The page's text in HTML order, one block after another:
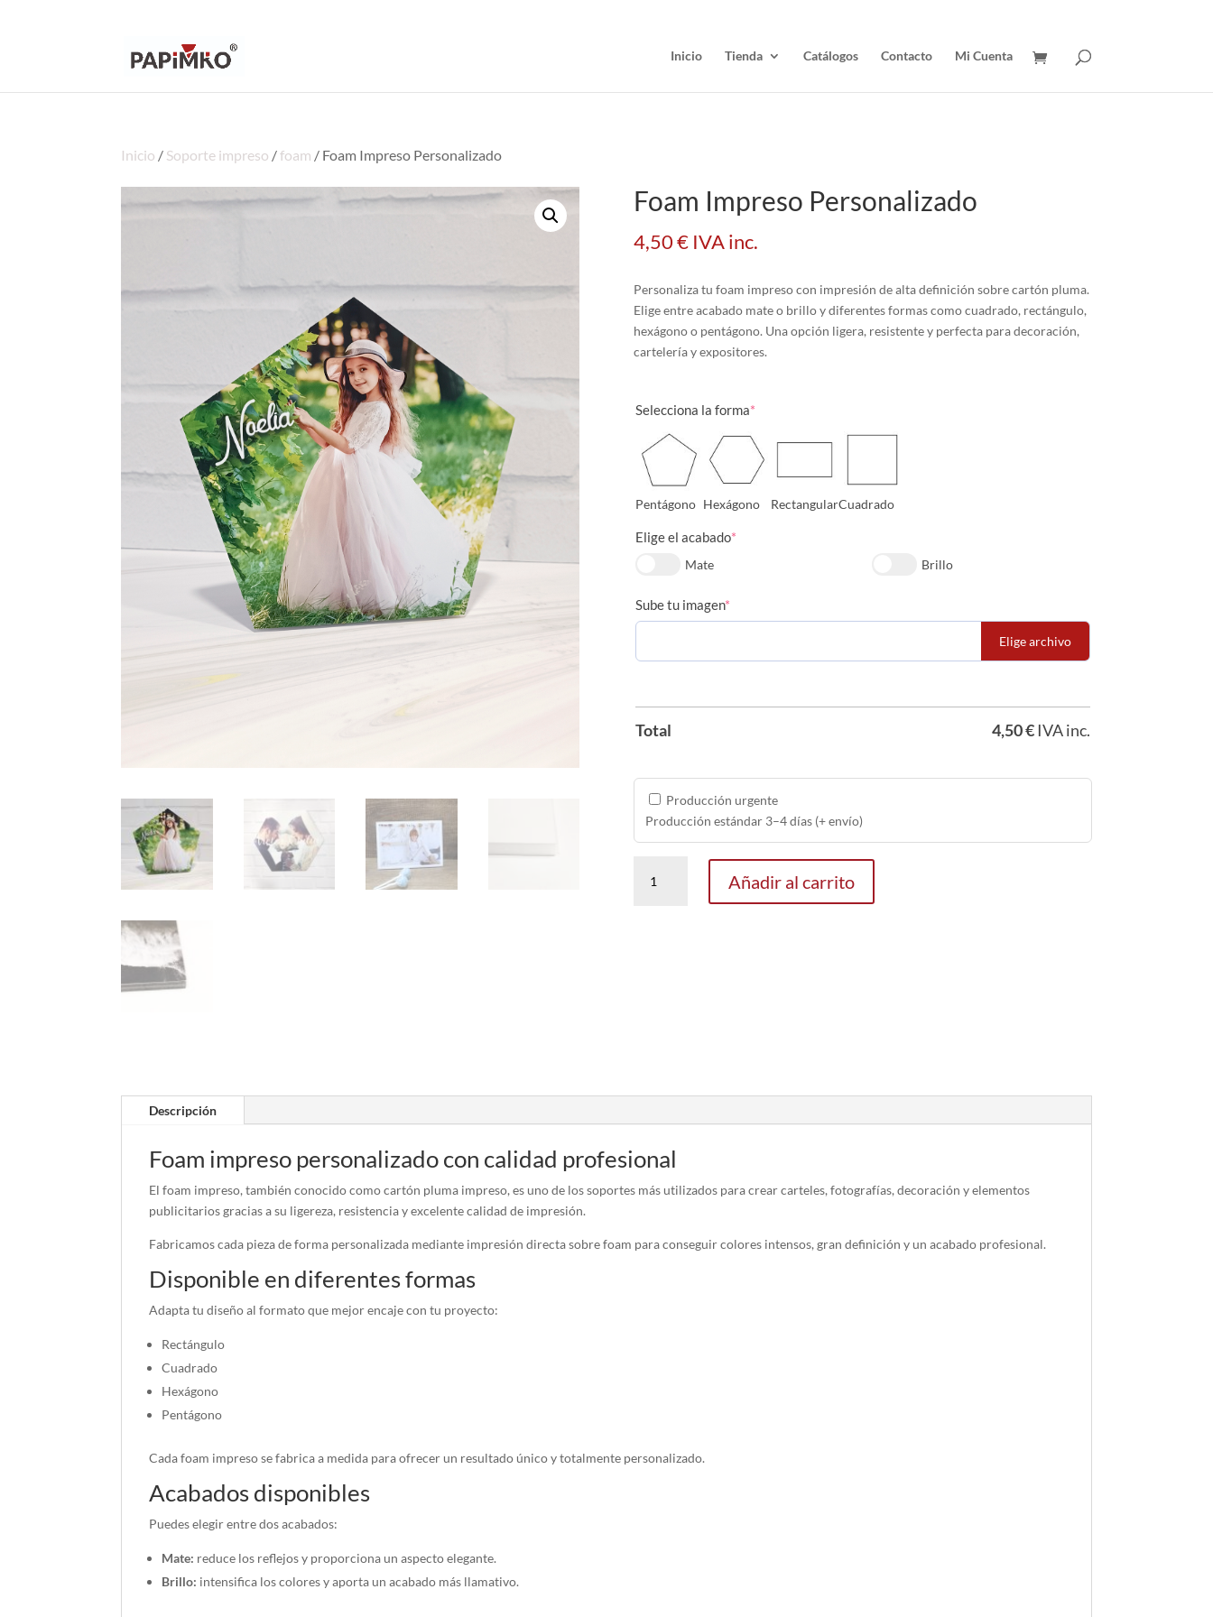
Inicio Tienda Catálogos Contacto Mi Cuenta
Inicio / Soporte impreso /foam / Foam Impreso Personalizado
Foam Impreso Personalizado
4,50€ IVA inc.
Personaliza tu foam impreso con impresión de alta definición sobre cartón pluma.
Elige entre acabado mate o brillo y diferentes formas como cuadrado, rectángulo,
hexágono o pentágono. Una opción ligera, resistente y perfecta para decoración,
cartelería y expositores.
Selecciona la forma*
Pentágono Hexágono RectangularCuadrado
Elige el acabado*
Mate Brillo
Sube tu imagen*
Elige archivo
Total 4,50€ IVA inc.
Producción urgente
Producción estándar 3–4 días (+ envío)
Impreso
Personalizado
Añadir al carrito
Descripción
Foam impreso personalizado con calidad profesional
El foam impreso, también conocido como cartón pluma impreso, es uno de los soportes más utilizados para crear carteles, fotografías, decoración y elementos
publicitarios gracias a su ligereza, resistencia y excelente calidad de impresión.
Fabricamos cada pieza de forma personalizada mediante impresión directa sobre foam para conseguir colores intensos, gran definición y un acabado profesional.
Disponible en diferentes formas
Adapta tu diseño al formato que mejor encaje con tu proyecto:
Rectángulo
Cuadrado
Hexágono
Pentágono
Cada foam impreso se fabrica a medida para ofrecer un resultado único y totalmente personalizado.
Acabados disponibles
Puedes elegir entre dos acabados:
Mate: reduce los reflejos y proporciona un aspecto elegante.
Brillo: intensifica los colores y aporta un acabado más llamativo.